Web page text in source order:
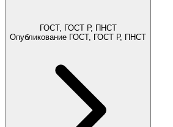
ГОСТ, ГОСТ Р, ПНСТ
Опубликование ГОСТ, ГОСТ Р, ПНСТ